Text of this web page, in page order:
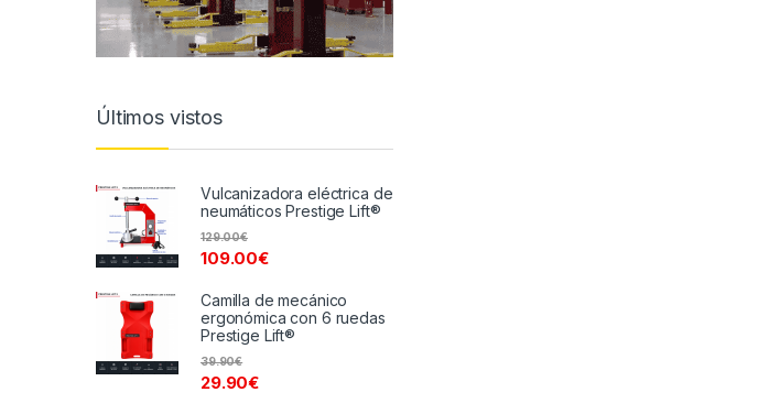
Últimos vistos
Vulcanizadora eléctrica de
neumáticos Prestige Lift®
109.00€
129.00€
Camilla de mecánico
ergonómica con 6 ruedas
Prestige Lift®
29.90€
39.90€